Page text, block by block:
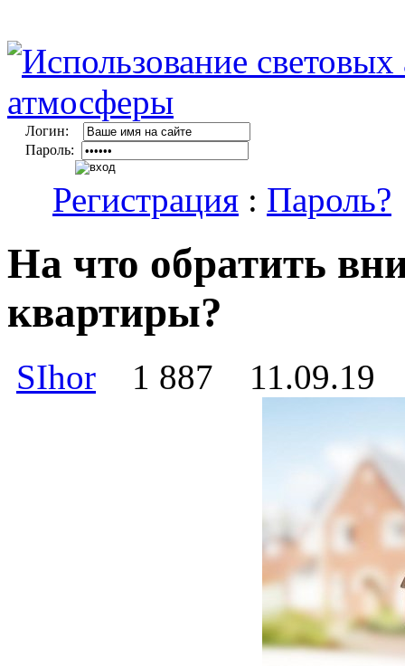
Логин:
Пароль:
Регистрация : Пароль?
На что обратить
квартиры?
SIhor 1 887 11.09.19